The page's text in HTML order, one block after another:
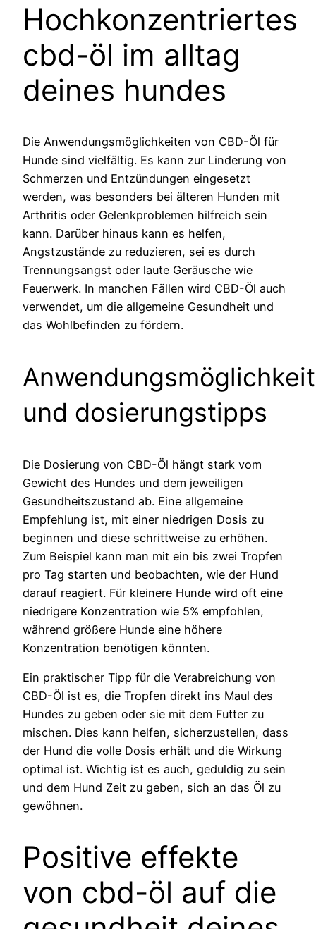
Hochkonzentriertes
cbd-öl im alltag
deines hundes
Die Anwendungsmöglichkeiten von CBD-Öl für
Hunde sind vielfältig. Es kann zur Linderung von
Schmerzen und Entzündungen eingesetzt
werden, was besonders bei älteren Hunden mit
Arthritis oder Gelenkproblemen hilfreich sein
kann. Darüber hinaus kann es helfen,
Angstzustände zu reduzieren, sei es durch
Trennungsangst oder laute Geräusche wie
Feuerwerk. In manchen Fällen wird CBD-Öl auch
verwendet, um die allgemeine Gesundheit und
das Wohlbefinden zu fördern.
und dosierungstipps
Die Dosierung von CBD-Öl hängt stark vom
Gewicht des Hundes und dem jeweiligen
Gesundheitszustand ab. Eine allgemeine
Empfehlung ist, mit einer niedrigen Dosis zu
beginnen und diese schrittweise zu erhöhen.
Zum Beispiel kann man mit ein bis zwei Tropfen
pro Tag starten und beobachten, wie der Hund
darauf reagiert. Für kleinere Hunde wird oft eine
niedrigere Konzentration wie 5% empfohlen,
während größere Hunde eine höhere
Konzentration benötigen könnten.
Ein praktischer Tipp für die Verabreichung von
CBD-Öl ist es, die Tropfen direkt ins Maul des
Hundes zu geben oder sie mit dem Futter zu
mischen. Dies kann helfen, sicherzustellen, dass
der Hund die volle Dosis erhält und die Wirkung
optimal ist. Wichtig ist es auch, geduldig zu sein
und dem Hund Zeit zu geben, sich an das Öl zu
gewöhnen.
Positive effekte
von cbd-öl auf die